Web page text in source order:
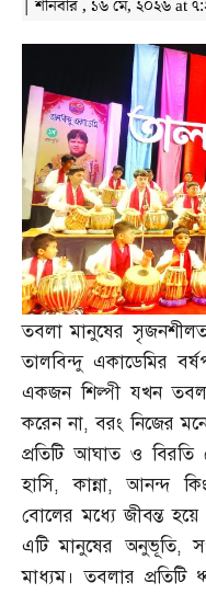
| শনিবার , ১৬ মে, ২০২৬ at
তবলা মানুষের
তালবিন্দু একাডেমির
একজন শিল্পী যখন
করেন না,বরং নিজের
প্রতিটি আঘাত ও
হাসি,কান্না,আনন্দ
বোলের মধ্যে জীবন্ত
এটি মানুষের অনুভূতি,
মাধ্যম। তবলার প্রতিটি